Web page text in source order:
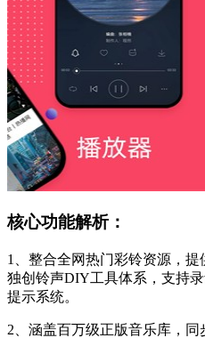
核心功能解析：
1、整合全网热门彩铃资源，提
独创铃声DIY工具体系，支持
提示系统。
2、涵盖百万级正版音乐库，同